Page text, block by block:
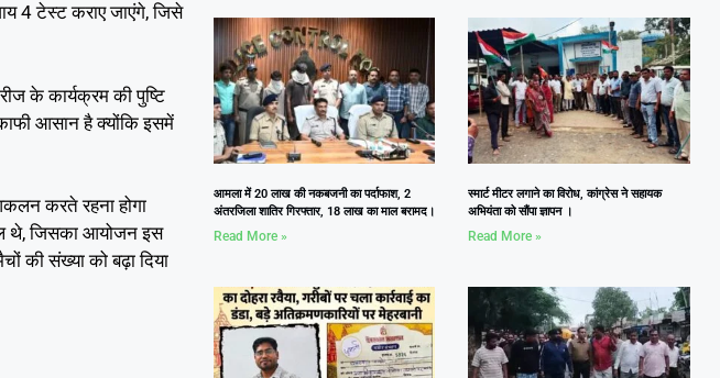
4 टेस्ट कराए जाएंगे, जिसे
के कार्यक्रम की पुष्टि
काफी आसान है क्योंकि इसमें
करते रहना होगा
थे, जिसका आयोजन इस
की संख्या को बढ़ा दिया
आमला में 20 लाख की नकबजनी का पर्दाफाश, 2
अंतरजिला शातिर गिरफ्तार, 18 लाख का माल बरामद।
Read More »
स्मार्ट मीटर लगाने का विरोध, कांग्रेस ने सहायक
अभियंता को सौंपा ज्ञापन ।
Read More »